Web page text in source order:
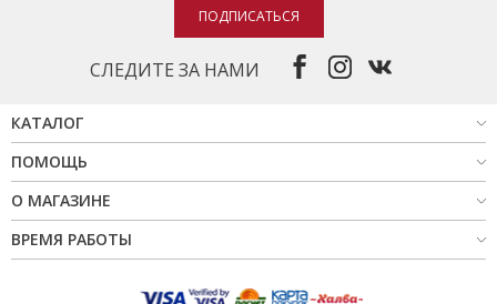
СЛЕДИТЕ ЗА НАМИ
ПОДПИСАТЬСЯ
КАТАЛОГ
ПОМОЩЬ
О МАГАЗИНЕ
ВРЕМЯ РАБОТЫ